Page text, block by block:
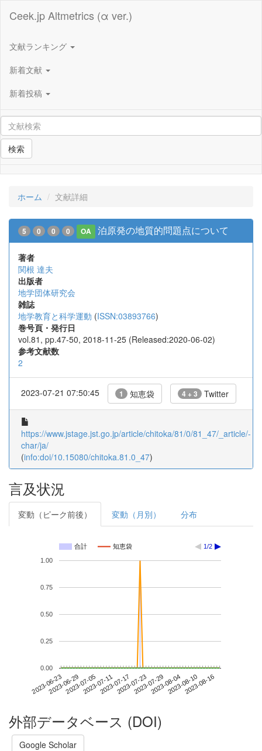
Ceek.jp Altmetrics (α ver.)
文献ランキング
新着文献
新着投稿
検索
ホーム 文献詳細
5 0 0 0 OA 泊原発の地質的問題点について
著者
関根 達夫
出版者
地学団体研究会
雑誌
地学教育と科学運動 (ISSN:03893766)
巻号頁・発行日
vol.81, pp.47-50, 2018-11-25 (Released:2020-06-02)
参考文献数
2
2023-07-21 07:50:45 1 知恵袋 4 + 3 Twitter
https://www.jstage.jst.go.jp/article/chitoka/81/0/81_47/_article/-
char/ja/
(info:doi/10.15080/chitoka.81.0_47)
言及状況
変動（ピーク前後） 変動（月別） 分布
合計 知恵袋 1/2
2023-06-232023-06-292023-07-052023-07-112023-07-172023-07-232023-07-292023-08-042023-08-102023-08-16
0.00
0.25
0.50
0.75
1.00
外部データベース (DOI)
Google Scholar